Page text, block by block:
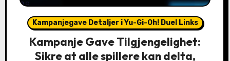
Kampanjegave Detaljer i Yu-Gi-Oh! Duel Links
Kampanje Gave Tilgjengelighet:
Sikre at alle spillere kan delta,